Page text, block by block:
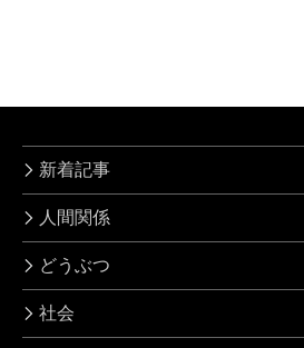
新着記事
人間関係
どうぶつ
社会